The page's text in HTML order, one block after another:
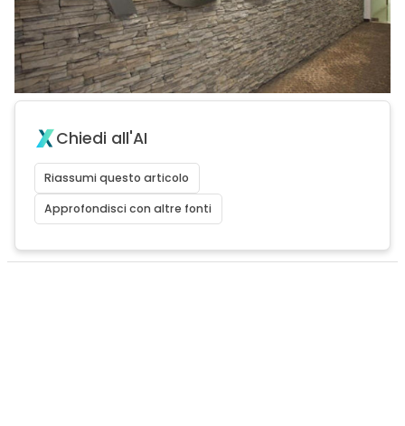
Chiedi all'AI
Riassumi questo articolo
Approfondisci con altre fonti